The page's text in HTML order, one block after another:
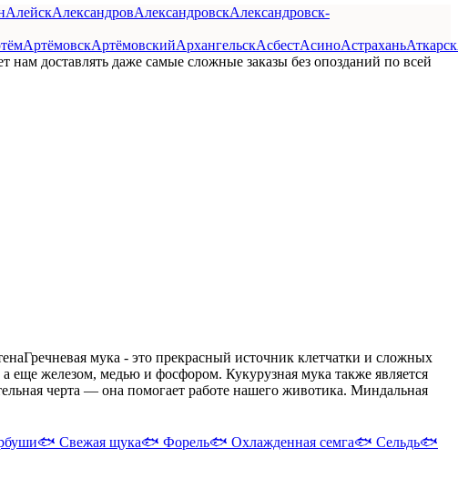
АлейскАлександровАлександровскАлександровск-
АртёмовскАртёмовскийАрхангельскАсбестАсиноАстраханьАткарск
нам доставлять даже самые сложные заказы без опозданий по всей
Гречневая мука - это прекрасный источник клетчатки и сложных
еще железом, медью и фосфором. Кукурузная мука также является
черта — она помогает работе нашего животика. Миндальная
🐟 Свежая щука🐟 Форель🐟 Охлажденная семга🐟 Сельдь🐟